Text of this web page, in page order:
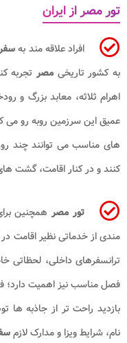
تور مصر از ایران
افراد علاقه مند به
به کشور تاریخیمصر تجربه
اهرام ثلاثه، معابد بزرگ و
عمیق این سرزمین روبه رو می
های مناسب می توانند چند
کنند و در کنار اقامت، گشت
تور مصر همچنین
ترانسفرهای داخلی، لحظاتی
فصل مناسب نیز اهمیت دارد؛
بازدید راحت تر از جاذبه
نام، شرایط ویزا و مدارک لازم